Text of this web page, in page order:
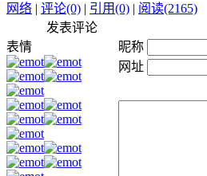
网络 | 评论(0) | 引用(0) | 阅读(2165)
发表评论
表情
昵称
网址